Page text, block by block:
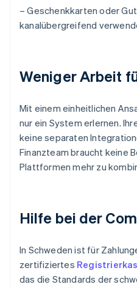
– Geschenkkarten oder
kanalübergreifend
Weniger Arbeit
Mit einem einheitlichen
nur ein System erlernen.
keine separaten
Finanzteam braucht keine
Plattformen mehr zu
Hilfe bei der
In Schweden ist für
zertifiziertes
das die Standards der